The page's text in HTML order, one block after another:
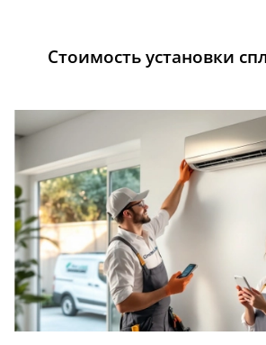
Стоимость установки